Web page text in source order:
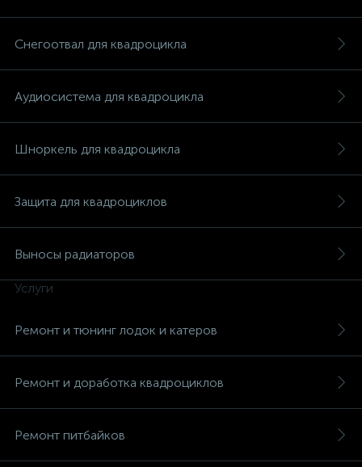
Снегоотвал для квадроцикла
Аудиосистема для квадроцикла
Шноркель для квадроцикла
Защита для квадроциклов
Выносы радиаторов
Услуги
Ремонт и тюнинг лодок и катеров
Ремонт и доработка квадроциклов
Ремонт питбайков